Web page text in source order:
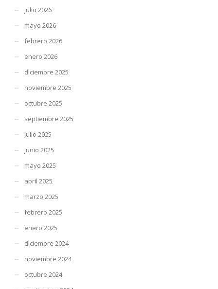
julio 2026
mayo 2026
febrero 2026
enero 2026
diciembre 2025
noviembre 2025
octubre 2025
septiembre 2025
julio 2025
junio 2025
mayo 2025
abril 2025
marzo 2025
febrero 2025
enero 2025
diciembre 2024
noviembre 2024
octubre 2024